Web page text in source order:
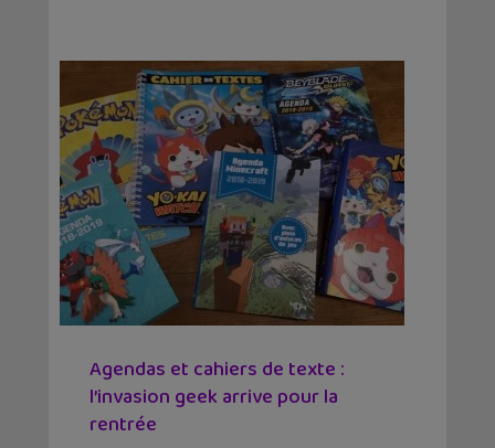
Agendas et cahiers de texte :
l’invasion geek arrive pour la
rentrée